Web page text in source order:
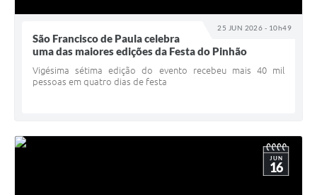
25 JUN 2026 - 10h49
São Francisco de Paula celebra
uma das maiores edições da Festa do Pinhão
Vigésima sétima edição do evento recebeu mais 40 mil
pessoas em quatro dias de festa
JUN
16